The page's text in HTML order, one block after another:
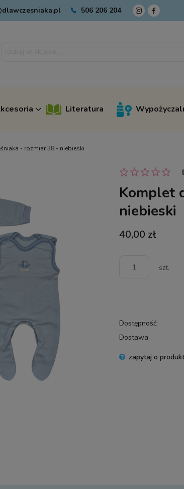
506 206 204
Literatura
- rozmiar 38 - niebieski
Komplet
niebieski
40,00 zł
szt.
Dostępność:
Dostawa:
zapytaj o